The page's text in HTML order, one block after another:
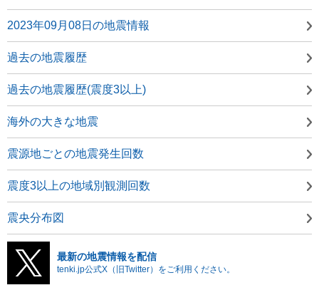
2023年09月08日の地震情報
過去の地震履歴
過去の地震履歴(震度3以上)
海外の大きな地震
震源地ごとの地震発生回数
震度3以上の地域別観測回数
震央分布図
最新の地震情報を配信
tenki.jp公式X（旧Twitter）をご利用ください。